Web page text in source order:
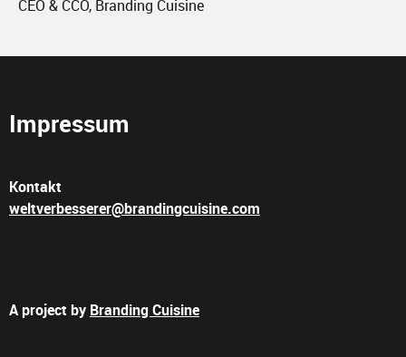
CEO & CCO, Branding Cuisine
Impressum
Kontakt
weltverbesserer@brandingcuisine.com
A project by Branding Cuisine